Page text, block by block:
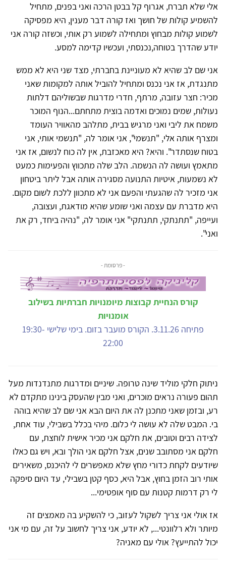
אלי שלא תברח, אגרוף קל בבטן הרכה ואני בפנים, מתחיל
להשמיע קולות של חושך ואז קורה דבר מענין, היא מפסיקה
לשמוע קולות מבחוץ ומתחילה לשמוע רק אותי, וכשזה קורה אני
יודע שהדרך בטוחה,נכנסתי, ועכשיו קדימה למסע.
אני שם לב שהיא לא מעוניינת בחברתי, מצד שני היא לא ממש
מתנגדת, אז אני נכנס ומתחיל להוביל אותה למקומות שאני
מכיר: חצר עזובה, מרתף, חדרי מדרגות שבשוליהם דלתות
נעולות, שמים נמוכים ואדמה בוצית מתחתם...הנוף המוכר
משמח את ליבי ואני מרגיש בבית, מתלהב מהאוויר העומד
ומצרף אותה אלי, "תנשמי", אני אומר לה, "תנשמי אותי, אני
בטוח שנסתדר". והיא? היא מאכזבת, אין לה כוח לנשום, אז אני
מתאמץ ועושה לה הנשמה. הלב שלה מתכווץ והפעימות כמעט
לא נשמעות, איטיות התנועה מסגירה אותה אבל ליתר ביטחון
אני מזכיר לה שהגעתי והפעם אני לא מתכוון ללכת לשום מקום.
היא מדברת עם עצמה ואני שומע שהיא מודאגת, ועצובה,
ועייפה, "תתנתקי, תתנתקי" אני אומר לה, "נהיה ביחד, רק את
ואני".
- פרסומת -
קורס הנחיית קבוצות מיומנויות חברתיות בשילוב
אומנויות
פתיחה 3.11.26. הקורס מועבר בזום. בימי שלישי 19:30-
22:00
ניתוק חלקי מוליד שינה טרופה. שיניים ומדרגות מתנדנדות מעל
תהום פעורה נראים מוכרים, ואני מבין שהעסק בינינו מתקדם לא
רע, ובזמן שאני מתכנן לה את היום הבא אני שם לב שהיא בוהה
בי. המבט שלה לא עושה לי כלום. מיהי בכלל בשבילי, עוד אחת,
לצידה רבים וטובים, את חלקם אני מכיר אישית לוחצת, עם
חלקם אני מסתובב שנים, אצל חלקם אני הולך ובא, ויש גם כאלו
שיודעים לקחת כדורי מחץ שלא מאפשרים לי להיכנס, משאירים
אותי רוב הזמן בחוץ, אבל היא, כסף קטן בשבילי, עד היום סיפקה
לי רק דרמות קטנות עם סוף אופטימי...
אז אולי אני צריך לשקול לעזוב, כי להשקיע בה מאמצים זה
מיותר ולא רלוונטי..., לא יודע, אני צריך לחשוב על זה, עם מי אני
יכול להתייעץ? אולי עם מאניה?